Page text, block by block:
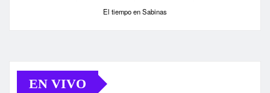
El tiempo en Sabinas
EN VIVO